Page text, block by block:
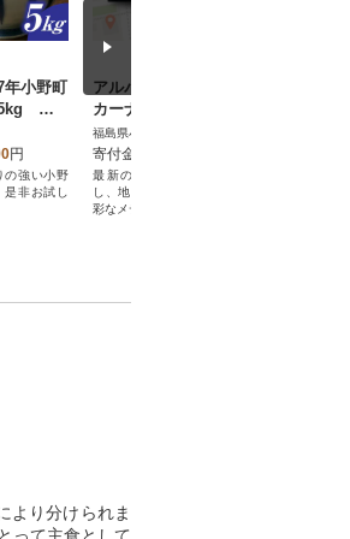
年小野町
5kg 精
ーム)
円
の強い小野
非お試し
アルパイン 7型ワイド
カーナビ 7WNX2
福島県小野町
寄付金額
最新のカーナビ機能を搭載
し、地図・音楽・映像など多
彩なメディアに対応。
より分けられま
って主食として